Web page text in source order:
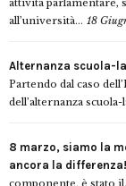
attività parlamentare,
all’università... 18
Alternanza scuola-
Partendo dal caso
dell’alternanza
8 marzo, siamo la
ancora la differenza!